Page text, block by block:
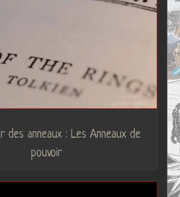
des anneaux : Les Anneaux de
pouvoir